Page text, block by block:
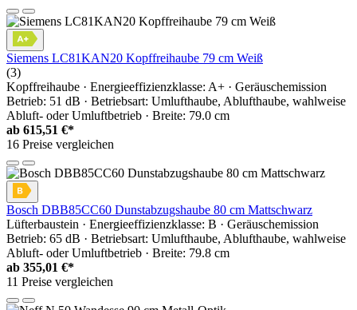
Siemens LC81KAN20 Kopffreihaube 79 cm Weiß
(3)
Kopffreihaube · Energieeffizienzklasse: A+ · Geräuschemission
Betrieb: 51 dB · Betriebsart: Umlufthaube, Ablufthaube, wahlweise
Abluft- oder Umluftbetrieb · Breite: 79.0 cm
ab 615,51 €*
16 Preise vergleichen
Bosch DBB85CC60 Dunstabzugshaube 80 cm Mattschwarz
Lüfterbaustein · Energieeffizienzklasse: B · Geräuschemission
Betrieb: 65 dB · Betriebsart: Umlufthaube, Ablufthaube, wahlweise
Abluft- oder Umluftbetrieb · Breite: 79.8 cm
ab 355,01 €*
11 Preise vergleichen